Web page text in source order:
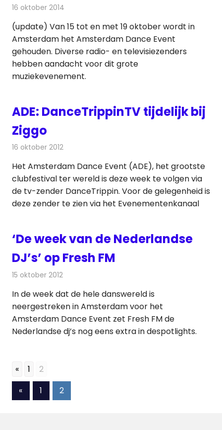
16 oktober 2014
(update) Van 15 tot en met 19 oktober wordt in
Amsterdam het Amsterdam Dance Event
gehouden. Diverse radio- en televisiezenders
hebben aandacht voor dit grote
muziekevenement.
ADE: DanceTrippinTV tijdelijk bij
Ziggo
16 oktober 2012
Het Amsterdam Dance Event (ADE), het grootste
clubfestival ter wereld is deze week te volgen via
de tv-zender DanceTrippin. Voor de gelegenheid is
deze zender te zien via het Evenementenkanaal
‘De week van de Nederlandse
DJ’s’ op Fresh FM
15 oktober 2012
In de week dat de hele danswereld is
neergestreken in Amsterdam voor het
Amsterdam Dance Event zet Fresh FM de
Nederlandse dj’s nog eens extra in despotlights.
« 1 2
Berichten
«Vorige
berichten
1 2